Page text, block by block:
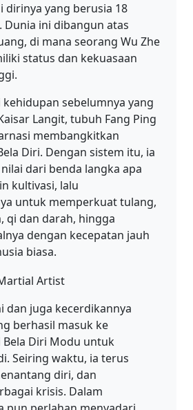
dirinya yang berusia 18
Dunia ini dibangun atas
di mana seorang Wu Zhe
status dan kekuasaan
sebelumnya yang
Langit, tubuh Fang Ping
membangkitkan
Diri. Dengan sistem itu, ia
dari benda langka apa
kultivasi, lalu
untuk memperkuat tulang,
qi dan darah, hingga
dengan kecepatan jauh
biasa.
dan juga kecerdikannya
berhasil masuk ke
Bela Diri Modu untuk
Seiring waktu, ia terus
diri, dan
krisis. Dalam